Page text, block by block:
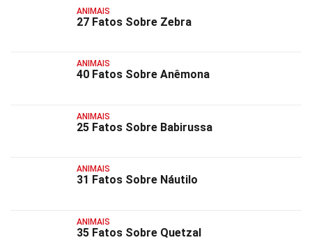
ANIMAIS
27 Fatos Sobre Zebra
ANIMAIS
40 Fatos Sobre Anêmona
ANIMAIS
25 Fatos Sobre Babirussa
ANIMAIS
31 Fatos Sobre Náutilo
ANIMAIS
35 Fatos Sobre Quetzal